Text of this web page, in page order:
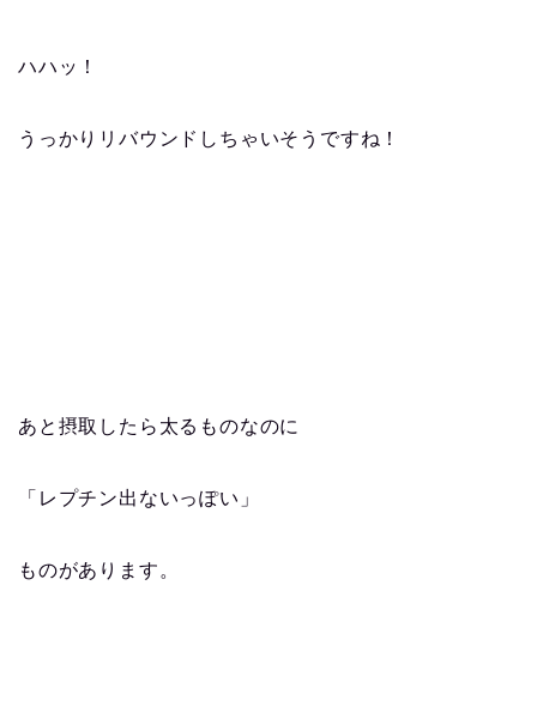
ハハッ！
うっかりリバウンドしちゃいそうですね！
あと摂取したら太るものなのに
「レプチン出ないっぽい」
ものがあります。